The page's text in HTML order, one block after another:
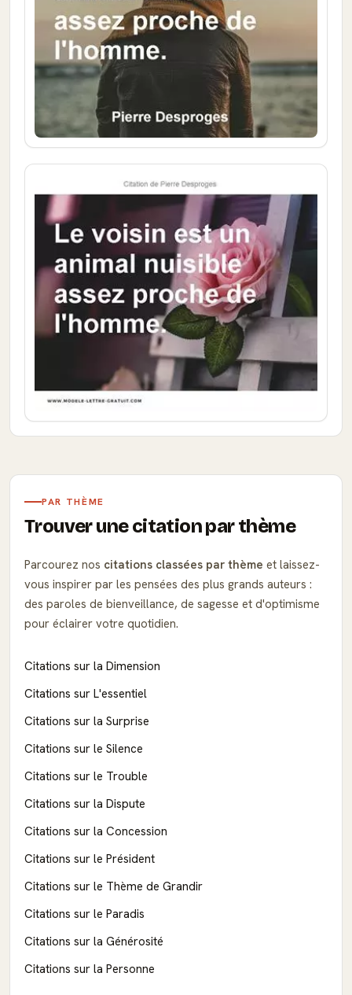
PAR THÈME
Trouver une citation par thème
Parcourez nos citations classées par thème et laissez-
vous inspirer par les pensées des plus grands auteurs :
des paroles de bienveillance, de sagesse et d'optimisme
pour éclairer votre quotidien.
Citations sur la Dimension
Citations sur L'essentiel
Citations sur la Surprise
Citations sur le Silence
Citations sur le Trouble
Citations sur la Dispute
Citations sur la Concession
Citations sur le Président
Citations sur le Thème de Grandir
Citations sur le Paradis
Citations sur la Générosité
Citations sur la Personne